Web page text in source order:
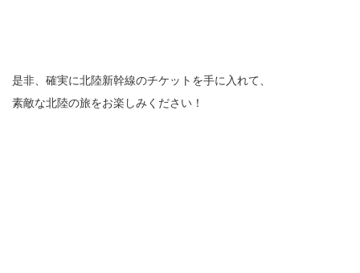
是非、確実に北陸新幹線のチケットを手に入れて、
素敵な北陸の旅をお楽しみください！